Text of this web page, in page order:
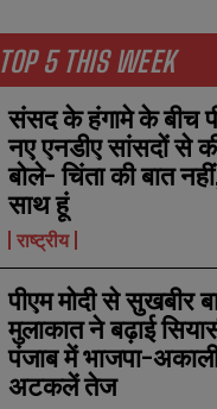
SUBMIT
SUBMIT
TOP 5 THIS WEEK
संसद के हंगामे के बीच
नए एनडीए सांसदों से
बोले- चिंता की बात
साथ हूं
राष्ट्रीय
पीएम मोदी से सुखबीर
मुलाकात ने बढ़ाई
पंजाब में भाजपा-
अटकलें तेज